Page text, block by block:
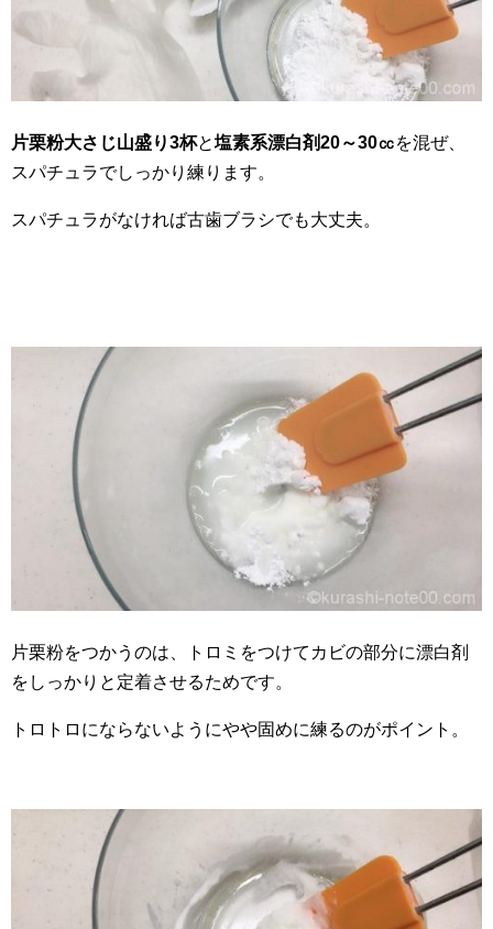
片栗粉大さじ山盛り3杯と塩素系漂白剤20～30㏄を混ぜ、
スパチュラでしっかり練ります。
スパチュラがなければ古歯ブラシでも大丈夫。
片栗粉をつかうのは、トロミをつけてカビの部分に漂白剤
をしっかりと定着させるためです。
トロトロにならないようにやや固めに練るのがポイント。